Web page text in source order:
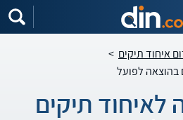
איחוד תיקים >
בהוצאה לפועל
תיקים